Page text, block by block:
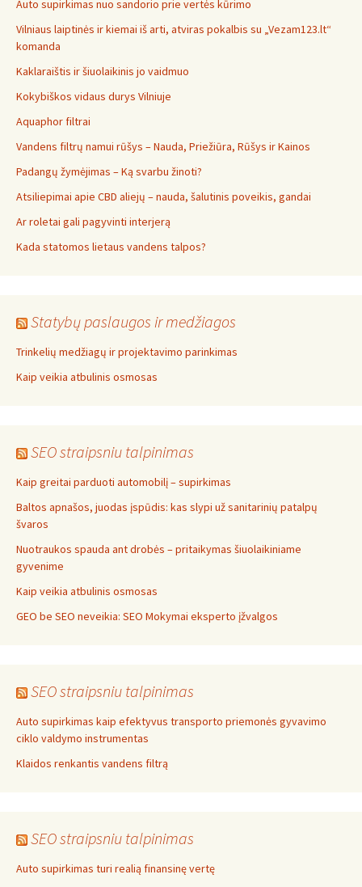
Auto supirkimas nuo sandorio prie vertės kūrimo
Vilniaus laiptinės ir kiemai iš arti, atviras pokalbis su „Vezam123.lt“
komanda
Kaklaraištis ir šiuolaikinis jo vaidmuo
Kokybiškos vidaus durys Vilniuje
Aquaphor filtrai
Vandens filtrų namui rūšys – Nauda, Priežiūra, Rūšys ir Kainos
Padangų žymėjimas – Ką svarbu žinoti?
Atsiliepimai apie CBD aliejų – nauda, šalutinis poveikis, gandai
Ar roletai gali pagyvinti interjerą
Kada statomos lietaus vandens talpos?
Statybų paslaugos ir medžiagos
Trinkelių medžiagų ir projektavimo parinkimas
Kaip veikia atbulinis osmosas
SEO straipsniu talpinimas
Kaip greitai parduoti automobilį – supirkimas
Baltos apnašos, juodas įspūdis: kas slypi už sanitarinių patalpų
švaros
Nuotraukos spauda ant drobės – pritaikymas šiuolaikiniame
gyvenime
Kaip veikia atbulinis osmosas
GEO be SEO neveikia: SEO Mokymai eksperto įžvalgos
SEO straipsniu talpinimas
Auto supirkimas kaip efektyvus transporto priemonės gyvavimo
ciklo valdymo instrumentas
Klaidos renkantis vandens filtrą
SEO straipsniu talpinimas
Auto supirkimas turi realią finansinę vertę